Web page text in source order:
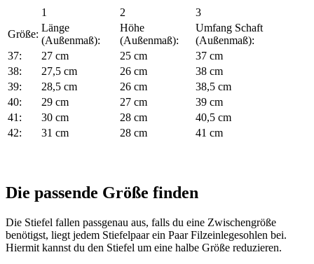
1 2
3
Größe:
Länge
(Außenmaß):
Höhe
(Außenmaß):
Umfang Schaft
(Außenmaß):
37:
27 cm 25 cm
37 cm
38:
27,5 cm 26 cm
38 cm
39:
28,5 cm 26 cm
38,5 cm
40:
29 cm 27 cm
39 cm
41:
30 cm 28 cm
40,5 cm
42:
31 cm 28 cm 41 cm
Die passende Größe finden
Die Stiefel fallen passgenau aus, falls du eine Zwischengröße
benötigst, liegt jedem Stiefelpaar ein Paar Filzeinlegesohlen bei.
Hiermit kannst du den Stiefel um eine halbe Größe reduzieren.